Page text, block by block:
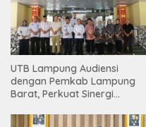
UTB Lampung Audiensi
dengan Pemkab Lampung
Barat, Perkuat Sinergi
Tinggi